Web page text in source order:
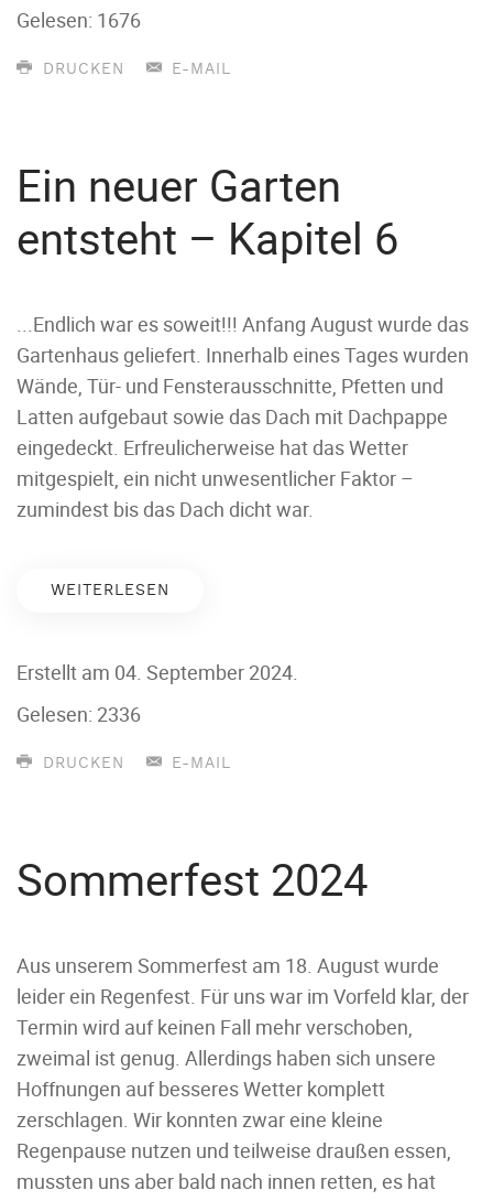
Gelesen: 1676
DRUCKEN E-MAIL
Ein neuer Garten
entsteht – Kapitel 6
...Endlich war es soweit!!! Anfang August wurde das
Gartenhaus geliefert. Innerhalb eines Tages wurden
Wände, Tür- und Fensterausschnitte, Pfetten und
Latten aufgebaut sowie das Dach mit Dachpappe
eingedeckt. Erfreulicherweise hat das Wetter
mitgespielt, ein nicht unwesentlicher Faktor –
zumindest bis das Dach dicht war.
WEITERLESEN
Erstellt am 04. September 2024.
Gelesen: 2336
DRUCKEN E-MAIL
Sommerfest 2024
Aus unserem Sommerfest am 18. August wurde
leider ein Regenfest. Für uns war im Vorfeld klar, der
Termin wird auf keinen Fall mehr verschoben,
zweimal ist genug. Allerdings haben sich unsere
Hoffnungen auf besseres Wetter komplett
zerschlagen. Wir konnten zwar eine kleine
Regenpause nutzen und teilweise draußen essen,
mussten uns aber bald nach innen retten, es hat